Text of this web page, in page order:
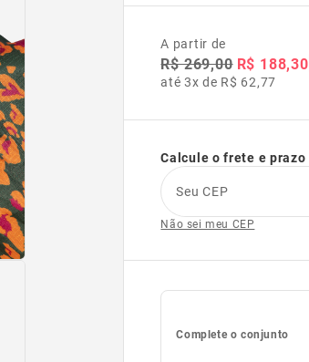
A partir de
R$ 269,00 R$ 188,30
até 3x de R$ 62,77
Calcule o frete e prazo
Seu CEP
Não sei meu CEP
Complete o conjunto